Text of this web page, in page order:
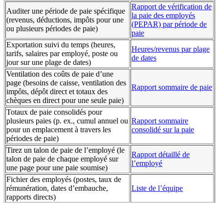
Auditer une période de paie spécifique
(revenus, déductions, impôts pour une
ou plusieurs périodes de paie)
Rapport de vérification de
la paie des employés
(PEPAR) par période de
paie
Exportation suivi du temps (heures,
tarifs, salaires par employé, poste ou
jour sur une plage de dates)
Heures/revenus par plage
de dates
Ventilation des coûts de paie d’une
page (besoins de caisse, ventilation des
impôts, dépôt direct et totaux des
chèques en direct pour une seule paie)
Rapport sommaire de paie
Totaux de paie consolidés pour
plusieurs paies (p. ex., cumul annuel ou
pour un emplacement à travers les
périodes de paie)
Rapport sommaire
consolidé sur la paie
Tirez un talon de paie de l’employé (le
talon de paie de chaque employé sur
une page pour une paie soumise)
Rapport détaillé de
l’employé
Fichier des employés (postes, taux de
rémunération, dates d’embauche,
rapports directs)
Liste de l’équipe